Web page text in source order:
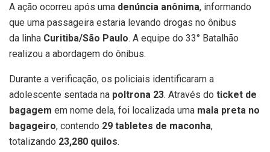
A ação ocorreu após uma denúncia anônima, informando
que uma passageira estaria levando drogas no ônibus
da linha Curitiba/São Paulo. A equipe do 33° Batalhão
realizou a abordagem do ônibus.
Durante a verificação, os policiais identificaram a
adolescente sentada na poltrona 23. Através do ticket de
bagagem em nome dela, foi localizada uma mala preta no
bagageiro, contendo 29 tabletes de maconha,
totalizando 23,280 quilos.